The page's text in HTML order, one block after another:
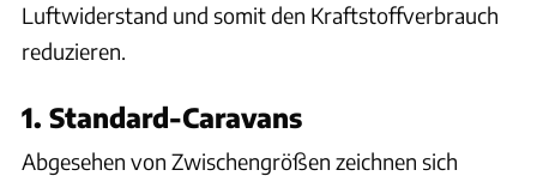
Luftwiderstand und somit den Kraftstoffverbrauch
reduzieren.
1. Standard-Caravans
Abgesehen von Zwischengrößen zeichnen sich